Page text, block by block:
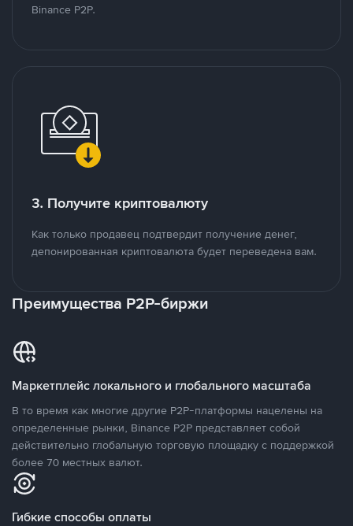
Binance P2P.
3. Получите криптовалюту
Как только продавец подтвердит получение денег,
депонированная криптовалюта будет переведена вам.
Преимущества P2P-биржи
Маркетплейс локального и глобального масштаба
В то время как многие другие P2P-платформы нацелены на
определенные рынки, Binance P2P представляет собой
действительно глобальную торговую площадку с поддержкой
более 70 местных валют.
Гибкие способы оплаты